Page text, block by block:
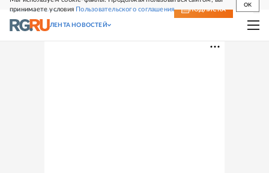
принимаете условия Пользовательского соглашения
OK
СВЕЖИЙ НОМЕР ПОДПИСКА
ЛЕНТА НОВОСТЕЙ